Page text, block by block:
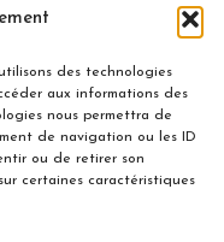
des technologies
aux informations des
nous permettra de
de navigation ou les ID
ou de retirer son
certaines caractéristiques